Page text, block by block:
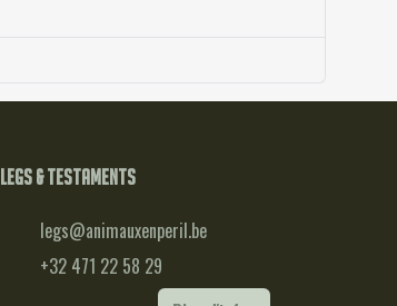
Legs & testaments
legs@animauxenperil.be
+32 471 22 58 29